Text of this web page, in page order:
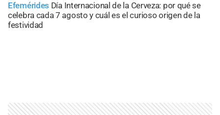
Efemérides Día Internacional de la Cerveza: por qué se
celebra cada 7 agosto y cuál es el curioso origen de la
festividad